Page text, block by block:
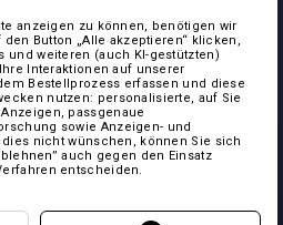
anzeigen zu können, benötigen wir
Button „Alle akzeptieren“ klicken,
und weiteren (auch KI-gestützten)
Interaktionen auf unserer
Bestellprozess erfassen und diese
nutzen: personalisierte, auf Sie
passgenaue
sowie Anzeigen- und
nicht wünschen, können Sie sich
auch gegen den Einsatz
entscheiden.